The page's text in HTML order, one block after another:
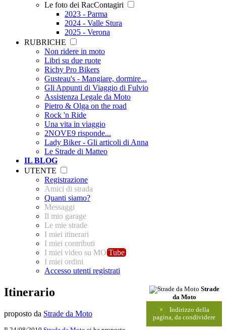
Le foto dei RacContagiri
2023 - Parma
2024 - Valle Stura
2025 - Verona
RUBRICHE
Non ridere in moto
Libri su due ruote
Richy Pro Bikers
Gusteau's - Mangiare, dormire...
Gli Appunti di Viaggio di Fulvio
Assistenza Legale da Moto
Pietro & Olga on the road
Rock 'n Ride
Una vita in viaggio
2NOVE9 risponde...
Lady Biker - Gli articoli di Anna
Le Strade di Matteo
IL BLOG
UTENTE
Registrazione
Amici di strada
Quanti siamo?
Messaggi
Il mio garage
Le mie strade
I miei itinerari
I miei contributi
I miei video su MO Tube
I miei ordini
Accesso utenti registrati
Strade
da Moto
×
Indirizzo della
pagina, da condividere
Itinerario
proposto da Strade da Moto